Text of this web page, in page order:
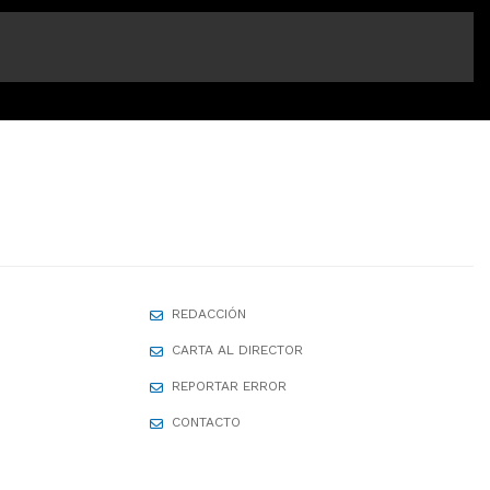
REDACCIÓN
CARTA AL DIRECTOR
REPORTAR ERROR
CONTACTO